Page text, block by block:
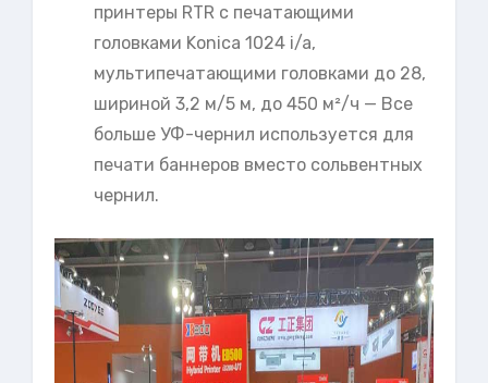
принтеры RTR с печатающими
головками Konica 1024 i/a,
мультипечатающими головками до 28,
шириной 3,2 м/5 м, до 450 м²/ч — Все
больше УФ-чернил используется для
печати баннеров вместо сольвентных
чернил.